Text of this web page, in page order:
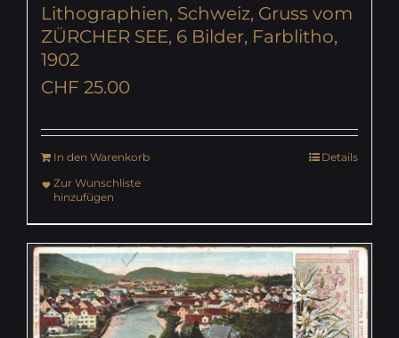
Lithographien, Schweiz, Gruss vom
ZÜRCHER SEE, 6 Bilder, Farblitho,
1902
CHF 25.00
In den Warenkorb
Details
Zur Wunschliste
hinzufügen